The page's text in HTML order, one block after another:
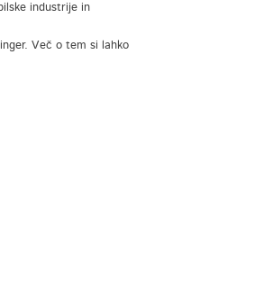
industrije in
Več o tem si lahko